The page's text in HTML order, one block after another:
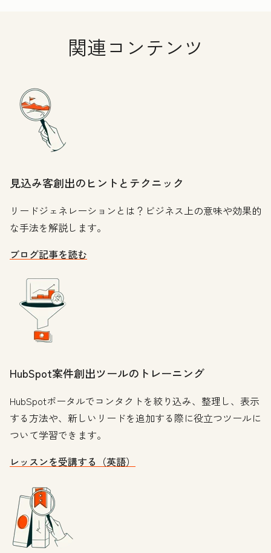
関連コンテンツ
見込み客創出のヒントとテクニック
リードジェネレーションとは？ビジネス上の意味や効果的
な手法を解説します。
ブログ記事を読む
HubSpot案件創出ツールのトレーニング
HubSpotポータルでコンタクトを絞り込み、整理し、表示
する方法や、新しいリードを追加する際に役立つツールに
ついて学習できます。
レッスンを受講する（英語）